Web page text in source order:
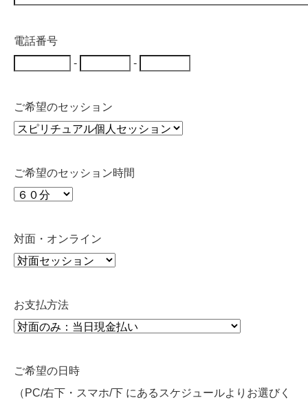
電話番号
-
-
ご希望のセッション
ご希望のセッション時間
対面・オンライン
お支払方法
ご希望の日時
（PC/右下・スマホ/下 にあるスケジュールよりお選びく